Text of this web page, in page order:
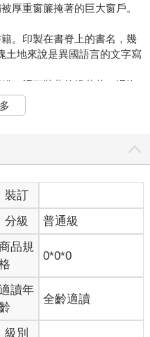
厚重窗簾掩著的巨大窗戶。
。印製在書脊上的書名，幾
地來說是異國語言的文字寫
。裡頭裝著乾燥花草、浸泡
骨頭……都是能做為藥材使用
是跟垃圾沒兩樣的詭異東
材質的深褐色辦公桌。男子
身的疑問。
」
敵。是我比他更勝一籌，無
此。」
的笑容。
地，完全是出自於我個人的
裝訂
分級 普通級
品規
0*0*0
讀年
全齡適讀
級別